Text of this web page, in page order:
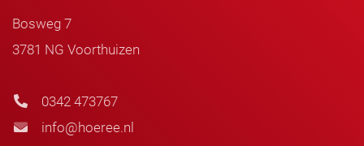
Bosweg 7
3781 NG Voorthuizen
0342 473767
info@hoeree.nl